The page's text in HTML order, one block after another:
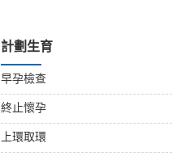
計劃生育
早孕檢查
終止懷孕
上環取環